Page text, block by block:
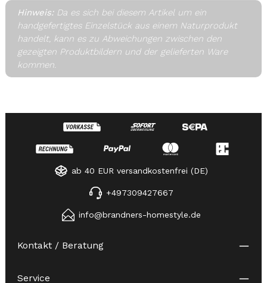
Hinweis: Da es sich bei diesem Artikel um ein
handgefertigtes Einzelstück aus einem Naturprodukt
handelt, kann es zu Abweichungen zwischen den
gezeigten Produktbildern und der gelieferten Ware
kommen.
ab 40 EUR versandkostenfrei (DE)
+497309427667
info@brandners-homestyle.de
Kontakt / Beratung
Service